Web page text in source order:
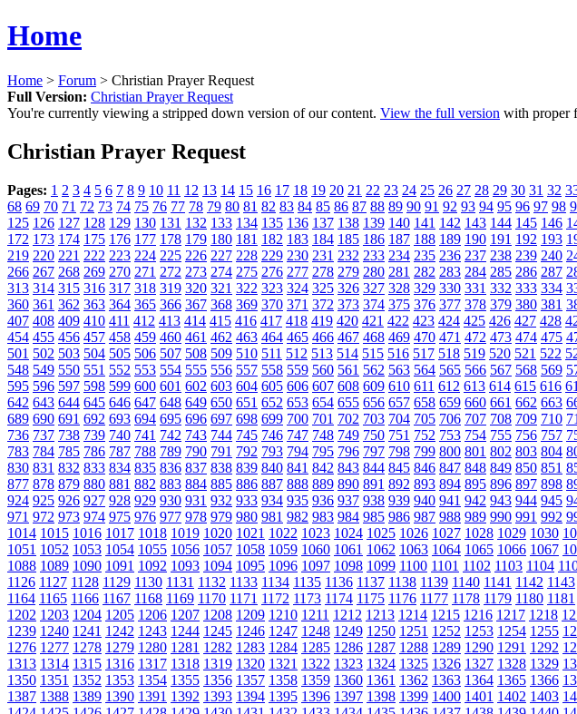
Home
Home > Forum > Christian Prayer Request
Full Version: Christian Prayer Request
You're currently viewing a stripped down version of our content. View the full version with proper
Christian Prayer Request
Pages: 1 2 3 4 5 6 7 8 9 10 11 12 13 14 15 16 17 18 19 20 21 22 23 24 25 26 27 28 29 30 31 32
68 69 70 71 72 73 74 75 76 77 78 79 80 81 82 83 84 85 86 87 88 89 90 91 92 93 94 95 96 97 98
125 126 127 128 129 130 131 132 133 134 135 136 137 138 139 140 141 142 143 144 145 146
172 173 174 175 176 177 178 179 180 181 182 183 184 185 186 187 188 189 190 191 192 193
219 220 221 222 223 224 225 226 227 228 229 230 231 232 233 234 235 236 237 238 239 240
266 267 268 269 270 271 272 273 274 275 276 277 278 279 280 281 282 283 284 285 286 287
313 314 315 316 317 318 319 320 321 322 323 324 325 326 327 328 329 330 331 332 333 334
360 361 362 363 364 365 366 367 368 369 370 371 372 373 374 375 376 377 378 379 380 381
407 408 409 410 411 412 413 414 415 416 417 418 419 420 421 422 423 424 425 426 427 428
454 455 456 457 458 459 460 461 462 463 464 465 466 467 468 469 470 471 472 473 474 475
501 502 503 504 505 506 507 508 509 510 511 512 513 514 515 516 517 518 519 520 521 522
548 549 550 551 552 553 554 555 556 557 558 559 560 561 562 563 564 565 566 567 568 569
595 596 597 598 599 600 601 602 603 604 605 606 607 608 609 610 611 612 613 614 615 616
642 643 644 645 646 647 648 649 650 651 652 653 654 655 656 657 658 659 660 661 662 663
689 690 691 692 693 694 695 696 697 698 699 700 701 702 703 704 705 706 707 708 709 710
736 737 738 739 740 741 742 743 744 745 746 747 748 749 750 751 752 753 754 755 756 757
783 784 785 786 787 788 789 790 791 792 793 794 795 796 797 798 799 800 801 802 803 804
830 831 832 833 834 835 836 837 838 839 840 841 842 843 844 845 846 847 848 849 850 851
877 878 879 880 881 882 883 884 885 886 887 888 889 890 891 892 893 894 895 896 897 898
924 925 926 927 928 929 930 931 932 933 934 935 936 937 938 939 940 941 942 943 944 945
971 972 973 974 975 976 977 978 979 980 981 982 983 984 985 986 987 988 989 990 991 992
1014 1015 1016 1017 1018 1019 1020 1021 1022 1023 1024 1025 1026 1027 1028 1029 1030
1051 1052 1053 1054 1055 1056 1057 1058 1059 1060 1061 1062 1063 1064 1065 1066 1067
1088 1089 1090 1091 1092 1093 1094 1095 1096 1097 1098 1099 1100 1101 1102 1103 1104
1126 1127 1128 1129 1130 1131 1132 1133 1134 1135 1136 1137 1138 1139 1140 1141 1142 1143
1164 1165 1166 1167 1168 1169 1170 1171 1172 1173 1174 1175 1176 1177 1178 1179 1180 1181
1202 1203 1204 1205 1206 1207 1208 1209 1210 1211 1212 1213 1214 1215 1216 1217 1218
1239 1240 1241 1242 1243 1244 1245 1246 1247 1248 1249 1250 1251 1252 1253 1254 1255
1276 1277 1278 1279 1280 1281 1282 1283 1284 1285 1286 1287 1288 1289 1290 1291 1292
1313 1314 1315 1316 1317 1318 1319 1320 1321 1322 1323 1324 1325 1326 1327 1328 1329
1350 1351 1352 1353 1354 1355 1356 1357 1358 1359 1360 1361 1362 1363 1364 1365 1366
1387 1388 1389 1390 1391 1392 1393 1394 1395 1396 1397 1398 1399 1400 1401 1402 1403